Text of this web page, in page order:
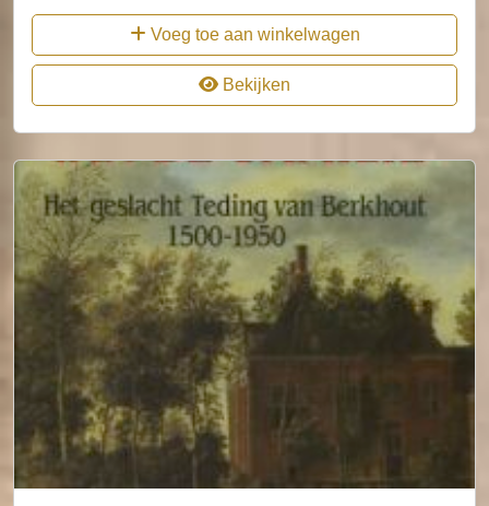
Voeg toe aan winkelwagen
Bekijken